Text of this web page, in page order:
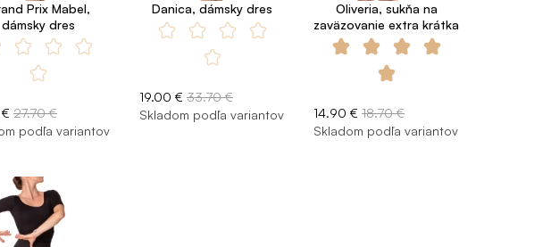
Prix Mabel,
dámsky dres
27.70 €
podľa variantov
Danica, dámsky dres
19.00 € 33.70 €
Skladom podľa variantov
Oliveria, sukňa na
zaväzovanie extra krátka
14.90 € 18.70 €
Skladom podľa variantov